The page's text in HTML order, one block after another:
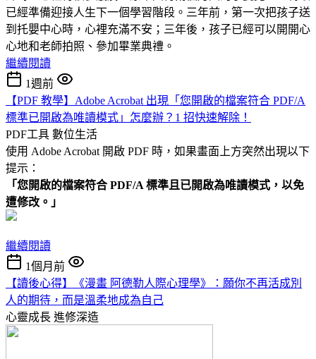
已經準備迎接人生下一個學習階段。三年前，第一次把孩子送
到托嬰中心時，心裡充滿不安；三年後，孩子已經可以開開心
心地和老師拍照、參加畢業典禮。
繼續閱讀
1週前
【PDF 教學】Adobe Acrobat 出現「您開啟的檔案符合 PDF/A
標準已開啟為唯讀模式」怎麼辦？1 招快速解除！
PDF工具 數位生活
使用 Adobe Acrobat 開啟 PDF 時，如果畫面上方突然出現以下
提示：
「您開啟的檔案符合 PDF/A 標準且已開啟為唯讀模式，以免
遭修改。」
繼續閱讀
1個月前
【讀後心得】《漫畫 阿德勒人際心理學》：願你不再活成別
人的期待，而是溫柔地成為自己
心靈成長 進修深造